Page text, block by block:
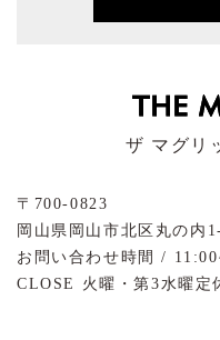
ザ マグリ
〒700-0823
岡山県岡山市北区丸の内
お問い合わせ時間 /
CLOSE 火曜・第3水曜定